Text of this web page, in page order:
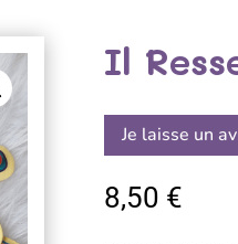
Il
Je laisse un
8,50 €